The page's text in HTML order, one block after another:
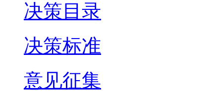
决策目录
决策标准
意见征集